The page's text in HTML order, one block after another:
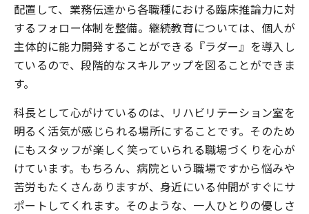
配置して、業務伝達から各職種における臨床推論力に対
するフォロー体制を整備。継続教育については、個人が
主体的に能力開発することができる『ラダー』を導入し
ているので、段階的なスキルアップを図ることができま
す。
科長として心がけているのは、リハビリテーション室を
明るく活気が感じられる場所にすることです。そのため
にもスタッフが楽しく笑っていられる職場づくりを心が
けています。もちろん、病院という職場ですから悩みや
苦労もたくさんありますが、身近にいる仲間がすぐにサ
ポートしてくれます。そのような、一人ひとりの優しさ
採用情報
Webで
病院見学